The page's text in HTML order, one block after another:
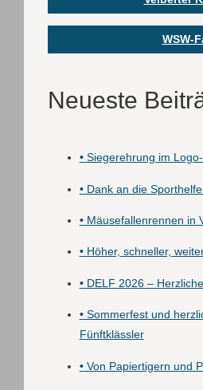
WSW-
Neueste
•Siegerehrung im
•Dank an die
•Mäusefallenrennen in
•Höher, schneller,
•DELF 2026 –
•Sommerfest und
Fünftklässler
•Von Papiertigern und